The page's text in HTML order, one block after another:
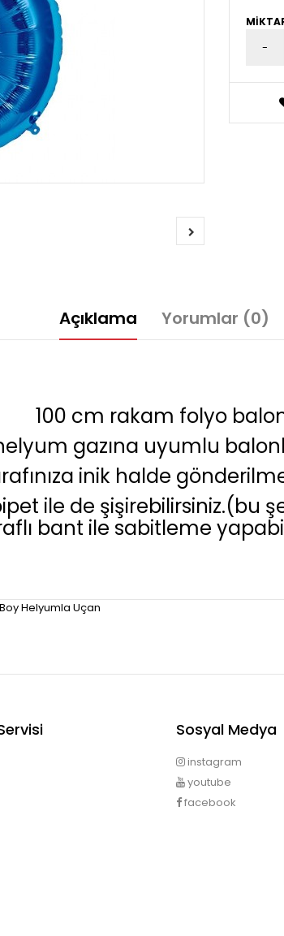
Açıklama Yorumlar (0)
100 cm rakam folyo
gazına uyumlu
inik halde
ile de şişirebilirsiniz.(bu
bant ile sabitleme
Helyumla Uçan
Sosyal Medya
instagram
youtube
facebook